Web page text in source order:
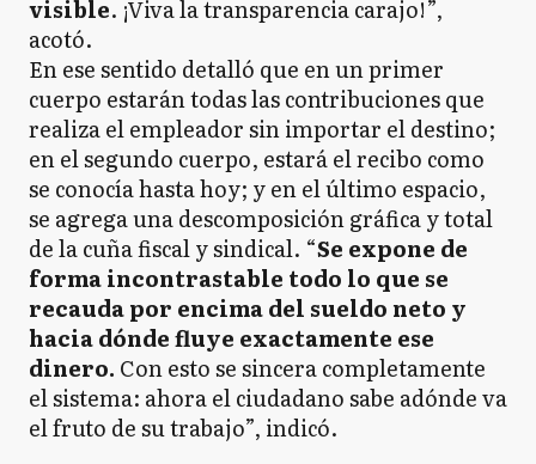
visible. ¡Viva la transparencia carajo!”,
acotó.
En ese sentido detalló que en un primer
cuerpo estarán todas las contribuciones que
realiza el empleador sin importar el destino;
en el segundo cuerpo, estará el recibo como
se conocía hasta hoy; y en el último espacio,
se agrega una descomposición gráfica y total
de la cuña fiscal y sindical. “Se expone de
forma incontrastable todo lo que se
recauda por encima del sueldo neto y
hacia dónde fluye exactamente ese
dinero. Con esto se sincera completamente
el sistema: ahora el ciudadano sabe adónde va
el fruto de su trabajo”, indicó.